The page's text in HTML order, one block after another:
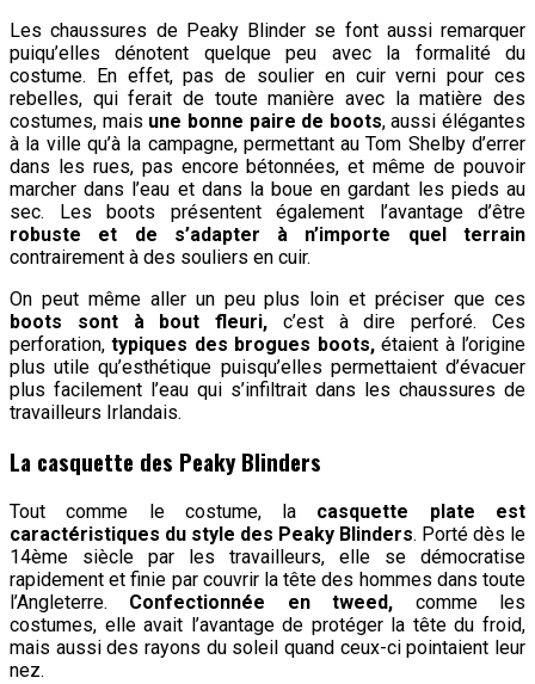
Les chaussures de Peaky Blinder se font aussi remarquer
puiqu’elles dénotent quelque peu avec la formalité du
costume. En effet, pas de soulier en cuir verni pour ces
rebelles, qui ferait de toute manière avec la matière des
costumes, mais une bonne paire de boots, aussi élégantes
à la ville qu’à la campagne, permettant au Tom Shelby d’errer
dans les rues, pas encore bétonnées, et même de pouvoir
marcher dans l’eau et dans la boue en gardant les pieds au
sec. Les boots présentent également l’avantage d’être
robuste et de s’adapter à n’importe quel terrain
contrairement à des souliers en cuir.
On peut même aller un peu plus loin et préciser que ces
boots sont à bout fleuri, c’est à dire perforé. Ces
perforation,typiques des brogues boots,étaient à l’origine
plus utile qu’esthétique puisqu’elles permettaient d’évacuer
plus facilement l’eau qui s’infiltrait dans les chaussures de
travailleurs Irlandais.
La casquette des Peaky Blinders
Tout comme le costume, la casquette plate est
caractéristiques du style des Peaky Blinders. Porté dès le
14ème siècle par les travailleurs, elle se démocratise
rapidement et finie par couvrir la tête des hommes dans toute
l’Angleterre. Confectionnée en tweed, comme les
costumes, elle avait l’avantage de protéger la tête du froid,
mais aussi des rayons du soleil quand ceux-ci pointaient leur
nez.